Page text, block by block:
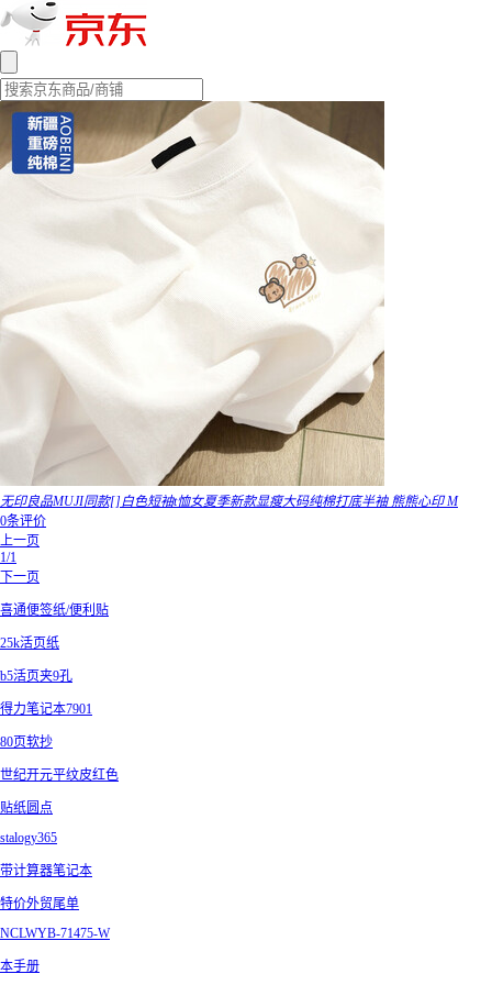
无印良品MUJI同款[]白色短袖t恤女夏季新款显瘦大码纯棉打底半袖 熊熊心印 M
0条评价
上一页
1/1
下一页
喜通便签纸/便利贴
25k活页纸
b5活页夹9孔
得力笔记本7901
80页软抄
世纪开元平纹皮红色
贴纸圆点
stalogy365
带计算器笔记本
特价外贸尾单
NCLWYB-71475-W
本手册